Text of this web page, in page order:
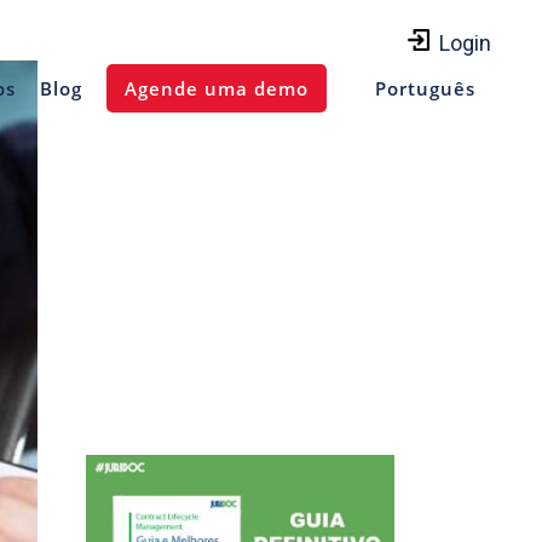
Login
Blog Agende uma demo Português